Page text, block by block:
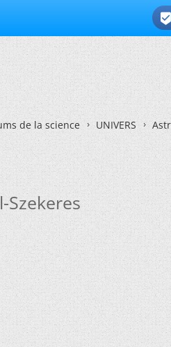

de la science UNIVERS
Szekeres